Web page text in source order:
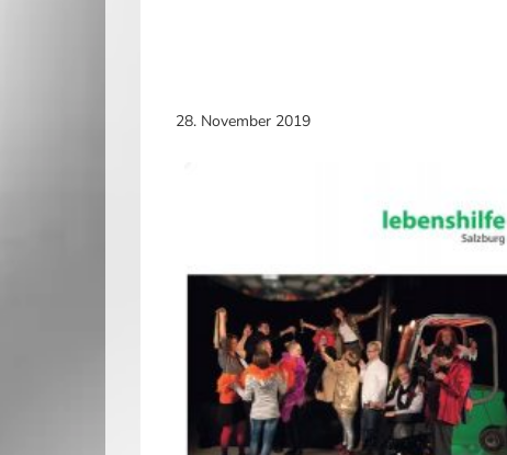
28. November 2019